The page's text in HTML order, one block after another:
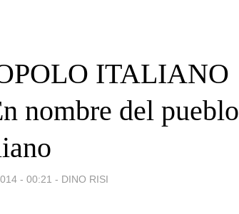
ITALIANO
nombre del pueblo
- 00:21 - DINO RISI